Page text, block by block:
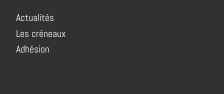
Actualités
Les créneaux
Adhésion